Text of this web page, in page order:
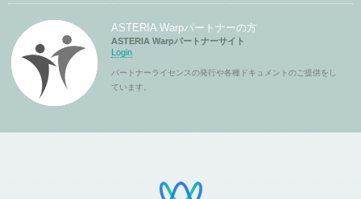
ASTERIA Warpパートナーの方
ASTERIA Warpパートナーサイト
Login
パートナーライセンスの発行や各種ドキュメントのご提供をし
ています。